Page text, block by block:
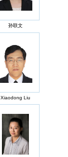
孙联文
Xiaodong Liu